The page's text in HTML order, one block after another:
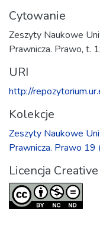
Cytowanie
Zeszyty Naukowe
Prawnicza. Prawo, t.
URI
http://
Kolekcje
Zeszyty Naukowe
Prawnicza. Prawo 19
Licencja